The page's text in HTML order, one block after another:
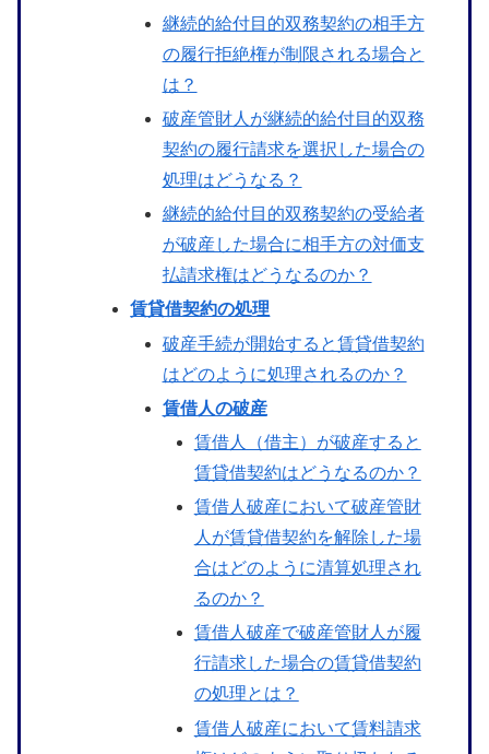
継続的給付目的双務契約の相手方
の履行拒絶権が制限される場合と
は？
破産管財人が継続的給付目的双務
契約の履行請求を選択した場合の
処理はどうなる？
継続的給付目的双務契約の受給者
が破産した場合に相手方の対価支
払請求権はどうなるのか？
賃貸借契約の処理
破産手続が開始すると賃貸借契約
はどのように処理されるのか？
賃借人の破産
賃借人（借主）が破産すると
賃貸借契約はどうなるのか？
賃借人破産において破産管財
人が賃貸借契約を解除した場
合はどのように清算処理され
るのか？
賃借人破産で破産管財人が履
行請求した場合の賃貸借契約
の処理とは？
賃借人破産において賃料請求